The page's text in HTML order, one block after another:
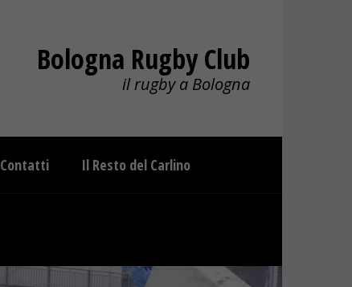
Bologna Rugby Club
il rugby a Bologna
Contatti Il Resto del Carlino